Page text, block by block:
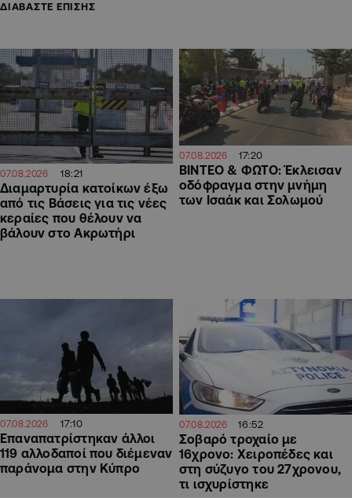
ΔΙΑΒΑΣΤΕ ΕΠΙΣΗΣ
07.08.2026 18:21
Διαμαρτυρία κατοίκων έξω
από τις Βάσεις για τις νέες
κεραίες που θέλουν να
βάλουν στο Ακρωτήρι
07.08.2026 17:20
ΒΙΝΤΕΟ & ΦΩΤΟ: Έκλεισαν
οδόφραγμα στην μνήμη
των Ισαάκ και Σολωμού
07.08.2026 17:10
Επαναπατρίστηκαν άλλοι
119 αλλοδαποί που διέμεναν
παράνομα στην Κύπρο
07.08.2026 16:52
Σοβαρό τροχαίο με
16χρονο: Χειροπέδες και
στη σύζυγο του 27χρονου,
τι ισχυρίστηκε